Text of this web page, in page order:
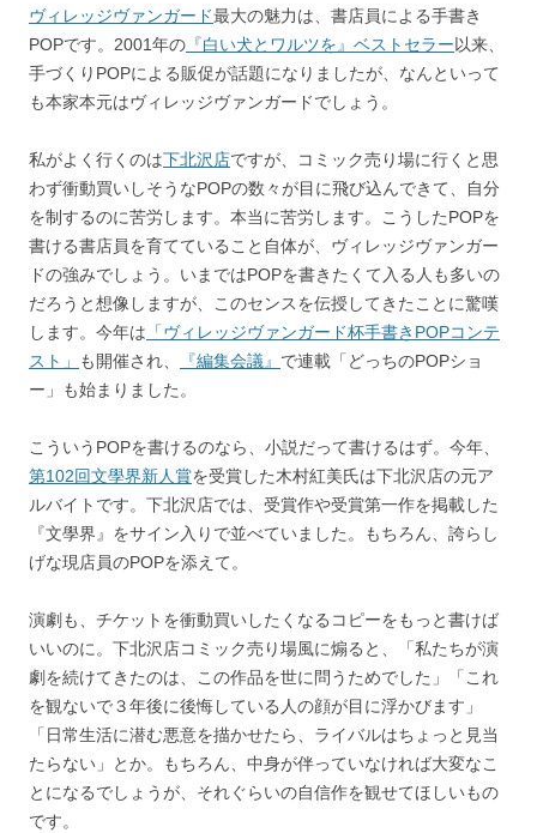
ヴィレッジヴァンガード最大の魅力は、書店員による手書き
POPです。2001年の 『白い犬とワルツを』ベストセラー以来、
手づくりPOPによる販促が話題になりましたが、なんといって
も本家本元はヴィレッジヴァンガードでしょう。
私がよく行くのは下北沢店ですが、コミック売り場に行くと思
わず衝動買いしそうなPOPの数々が目に飛び込んできて、自分
を制するのに苦労します。本当に苦労します。こうしたPOPを
書ける書店員を育てていること自体が、ヴィレッジヴァンガー
ドの強みでしょう。いまではPOPを書きたくて入る人も多いの
だろうと想像しますが、このセンスを伝授してきたことに驚嘆
します。今年は 「ヴィレッジヴァンガード杯手書きPOPコンテ
スト」
も開催され、 『編集会議』 で連載「どっちのPOPショ
ー」も始まりました。
こういうPOPを書けるのなら、小説だって書けるはず。今年、
第102回文學界新人賞を受賞した木村紅美氏は下北沢店の元ア
ルバイトです。下北沢店では、受賞作や受賞第一作を掲載した
『文學界』をサイン入りで並べていました。もちろん、誇らし
げな現店員のPOPを添えて。
演劇も、チケットを衝動買いしたくなるコピーをもっと書けば
いいのに。下北沢店コミック売り場風に煽ると、「私たちが演
劇を続けてきたのは、この作品を世に問うためでした」「これ
を観ないで３年後に後悔している人の顔が目に浮かびます」
「日常生活に潜む悪意を描かせたら、ライバルはちょっと見当
たらない」とか。もちろん、中身が伴っていなければ大変なこ
とになるでしょうが、それぐらいの自信作を観せてほしいもの
です。